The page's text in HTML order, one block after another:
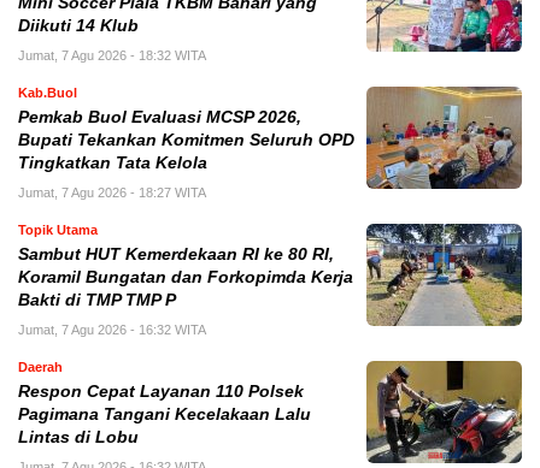
Diikuti 14 Klub
Jumat, 7 Agu 2026 - 18:32 WITA
Kab.Buol
Pemkab Buol Evaluasi MCSP 2026,
Bupati Tekankan Komitmen Seluruh OPD
Tingkatkan Tata Kelola
Jumat, 7 Agu 2026 - 18:27 WITA
Topik Utama
Sambut HUT Kemerdekaan RI ke 80 RI,
Koramil Bungatan dan Forkopimda Kerja
Bakti di TMP TMP P
Jumat, 7 Agu 2026 - 16:32 WITA
Daerah
Respon Cepat Layanan 110 Polsek
Pagimana Tangani Kecelakaan Lalu
Lintas di Lobu